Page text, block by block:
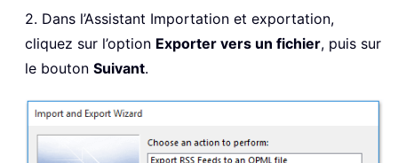
2. Dans l’Assistant Importation et exportation,
cliquez sur l’option Exporter vers un fichier, puis sur
le bouton Suivant.